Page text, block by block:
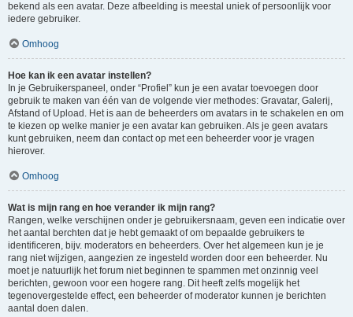
bekend als een avatar. Deze afbeelding is meestal uniek of persoonlijk voor
iedere gebruiker.
Omhoog
Hoe kan ik een avatar instellen?
In je Gebruikerspaneel, onder “Profiel” kun je een avatar toevoegen door
gebruik te maken van één van de volgende vier methodes: Gravatar, Galerij,
Afstand of Upload. Het is aan de beheerders om avatars in te schakelen en om
te kiezen op welke manier je een avatar kan gebruiken. Als je geen avatars
kunt gebruiken, neem dan contact op met een beheerder voor je vragen
hierover.
Omhoog
Wat is mijn rang en hoe verander ik mijn rang?
Rangen, welke verschijnen onder je gebruikersnaam, geven een indicatie over
het aantal berchten dat je hebt gemaakt of om bepaalde gebruikers te
identificeren, bijv. moderators en beheerders. Over het algemeen kun je je
rang niet wijzigen, aangezien ze ingesteld worden door een beheerder. Nu
moet je natuurlijk het forum niet beginnen te spammen met onzinnig veel
berichten, gewoon voor een hogere rang. Dit heeft zelfs mogelijk het
tegenovergestelde effect, een beheerder of moderator kunnen je berichten
aantal doen dalen.